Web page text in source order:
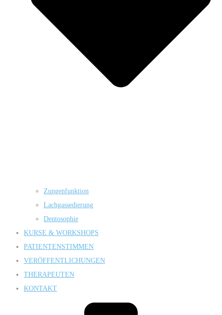
Zungenfunktion
Lachgassedierung
Dentosophie
KURSE & WORKSHOPS
PATIENTENSTIMMEN
VERÖFFENTLICHUNGEN
THERAPEUTEN
KONTAKT